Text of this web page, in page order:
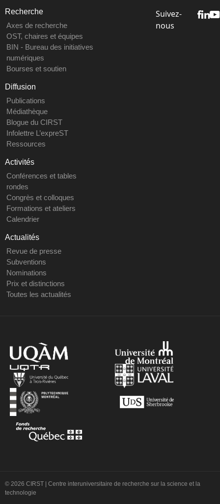
Recherche
Axes de recherche
OST, chaires et équipes
BIN - Bureau des initiatives
numériques
Bourses et soutien
Diffusion
Publications
Médiathèque
Blogue du CIRST
Infolettre L’expreST
Ressources
Activités
Conférences et tables
rondes
Congrès et colloques
Formations et ateliers
Calendrier
Actualités
Revue de presse
Subventions
Nominations
Prix et distinctions
Toutes les actualités
Suivez-
nous
© 2026 CIRST | Centre interuniversitaire de recherche sur la science et la
technologie